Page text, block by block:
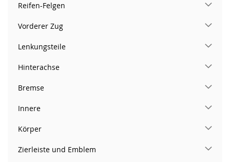
Reifen-Felgen
Vorderer Zug
Lenkungsteile
Hinterachse
Bremse
Innere
Körper
Zierleiste und Emblem